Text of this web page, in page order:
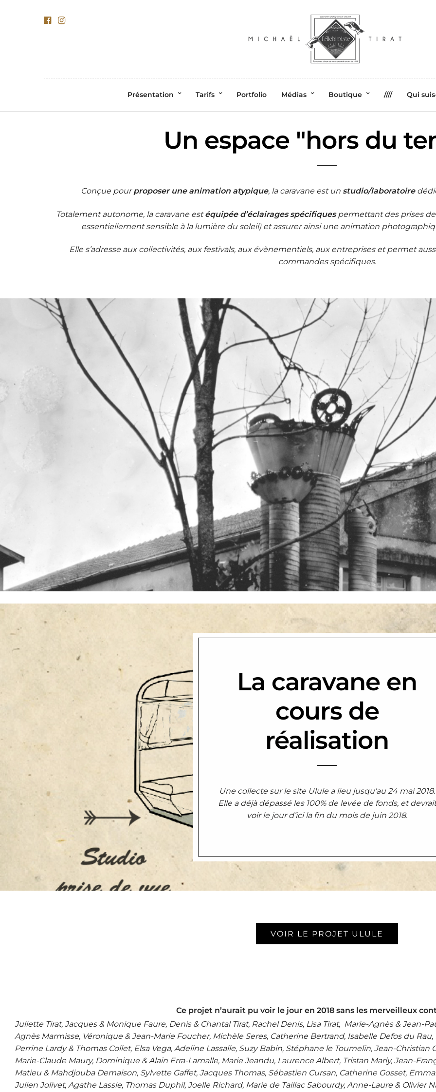
Présentation Tarifs Portfolio Médias Boutique //// Qui
Un espace "hors du
Conçue pourproposer une animation atypique, la caravane est un studio/laboratoire
Totalement autonome, la caravane estéquipée d’éclairages spécifiquespermettant des prises
essentiellement sensible à la lumière du soleil) et assurer ainsi une animation
Elle s’adresse aux collectivités, aux festivals, aux évènementiels, aux entreprises et permet
commandes spécifiques.
La caravane en
cours de
réalisation
Une collecte sur le site Ulule a lieu jusqu’au 24 mai 2018.
Elle a déjà dépassé les 100% de levée de fonds, et devrait
voir le jour d’ici la fin du mois de juin 2018.
VOIR LE PROJET ULULE
Ce projet n’aurait pu voir le jour en 2018 sans les merveilleux
Juliette Tirat, Jacques & Monique Faure, Denis & Chantal Tirat, Rachel Denis, Lisa Tirat, Marie-Agnès & Jean-
Agnès Marmisse, Véronique & Jean-Marie Foucher, Michèle Seres, Catherine Bertrand, Isabelle Defos du
Perrine Lardy & Thomas Collet, Elsa Vega, Adeline Lassalle, Suzy Babin, Stéphane le Toumelin, Jean-
Marie-Claude Maury, Dominique & Alain Erra-Lamalle, Marie Jeandu, Laurence Albert, Tristan Marly, Jean-
Matieu & Mahdjouba Demaison, Sylvette Gaffet, Jacques Thomas, Sébastien Cursan, Catherine Gosset,
Julien Jolivet, Agathe Lassie, Thomas Duphil, Joelle Richard, Marie de Taillac Sabourdy, Anne-Laure & Olivier